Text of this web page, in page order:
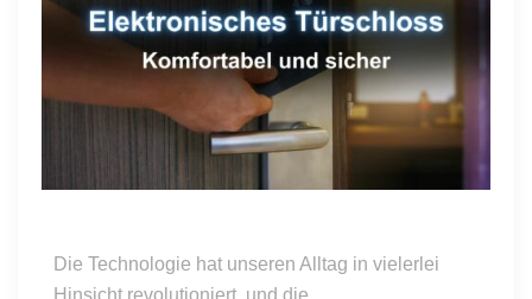
Die Technologie hat unseren Alltag in vielerlei
Hinsicht revolutioniert, und die